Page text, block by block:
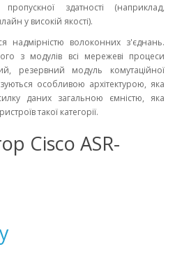
здатності (наприклад,
у високій якості).
надмірністю волоконних з'єднань.
з модулів всі мережеві процеси
резервний модуль комутаційної
особливою архітектурою, яка
даних загальною ємністю, яка
такої категорії.
Cisco ASR-